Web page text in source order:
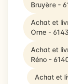
Bruyère -
Achat et
Orne -
Achat et
Réno -
Achat et